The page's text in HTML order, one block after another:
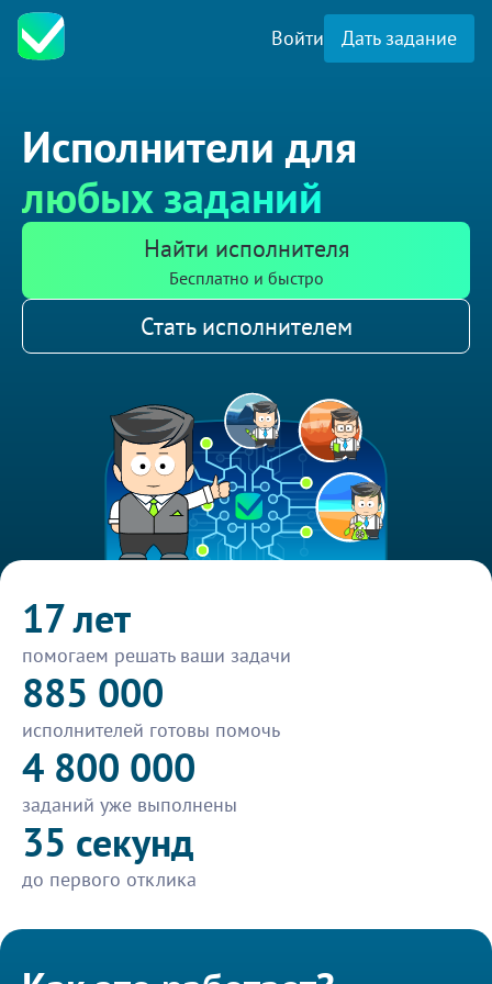
Войти Дать задание
Исполнители для
любых заданий
Найти исполнителя
Бесплатно и быстро
Стать исполнителем
17 лет
помогаем решать ваши задачи
885 000
исполнителей готовы помочь
4 800 000
заданий уже выполнены
35 секунд
до первого отклика